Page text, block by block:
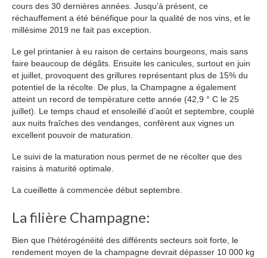
Découvrir la région
Boutique
Nos cuvées
Accessoires Champagne
Etiquettes personnalisees
Actualités
Contact
cours des 30 dernières années. Jusqu’à présent, ce
réchauffement a été bénéfique pour la qualité de nos vins, et le
millésime 2019 ne fait pas exception.
Le gel printanier à eu raison de certains bourgeons, mais sans
faire beaucoup de dégâts. Ensuite les canicules, surtout en juin
et juillet, provoquent des grillures représentant plus de 15% du
potentiel de la récolte. De plus, la Champagne a également
atteint un record de température cette année (42,9 ° C le 25
juillet). Le temps chaud et ensoleillé d’août et septembre, couplé
aux nuits fraîches des vendanges, confèrent aux vignes un
excellent pouvoir de maturation.
Le suivi de la maturation nous permet de ne récolter que des
raisins à maturité optimale.
La cueillette à commencée début septembre.
La filière Champagne:
Bien que l’hétérogénéité des différents secteurs soit forte, le
rendement moyen de la champagne devrait dépasser 10 000 kg